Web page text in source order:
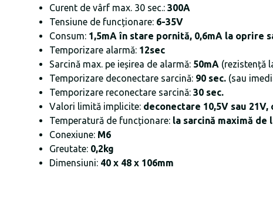
Curent de vârf max. 30 sec.: 300A
Tensiune de funcționare: 6-35V
Consum: 1,5mA în stare pornită, 0,6mA la oprire
Temporizare alarmă: 12sec
Sarcină max. pe ieșirea de alarmă: 50mA (rezistență
Temporizare deconectare sarcină: 90 sec. (sau
Temporizare reconectare sarcină: 30 sec.
Valori limită implicite: deconectare 10,5V sau
Temperatură de funcționare: la sarcină maximă de
Conexiune: M6
Greutate: 0,2kg
Dimensiuni: 40 x 48 x 106mm